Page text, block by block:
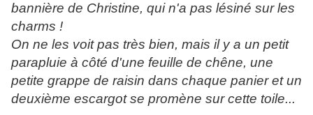
bannière de Christine, qui n'a pas lésiné sur les
charms !
On ne les voit pas très bien, mais il y a un petit
parapluie à côté d'une feuille de chêne, une
petite grappe de raisin dans chaque panier et un
deuxième escargot se promène sur cette toile...